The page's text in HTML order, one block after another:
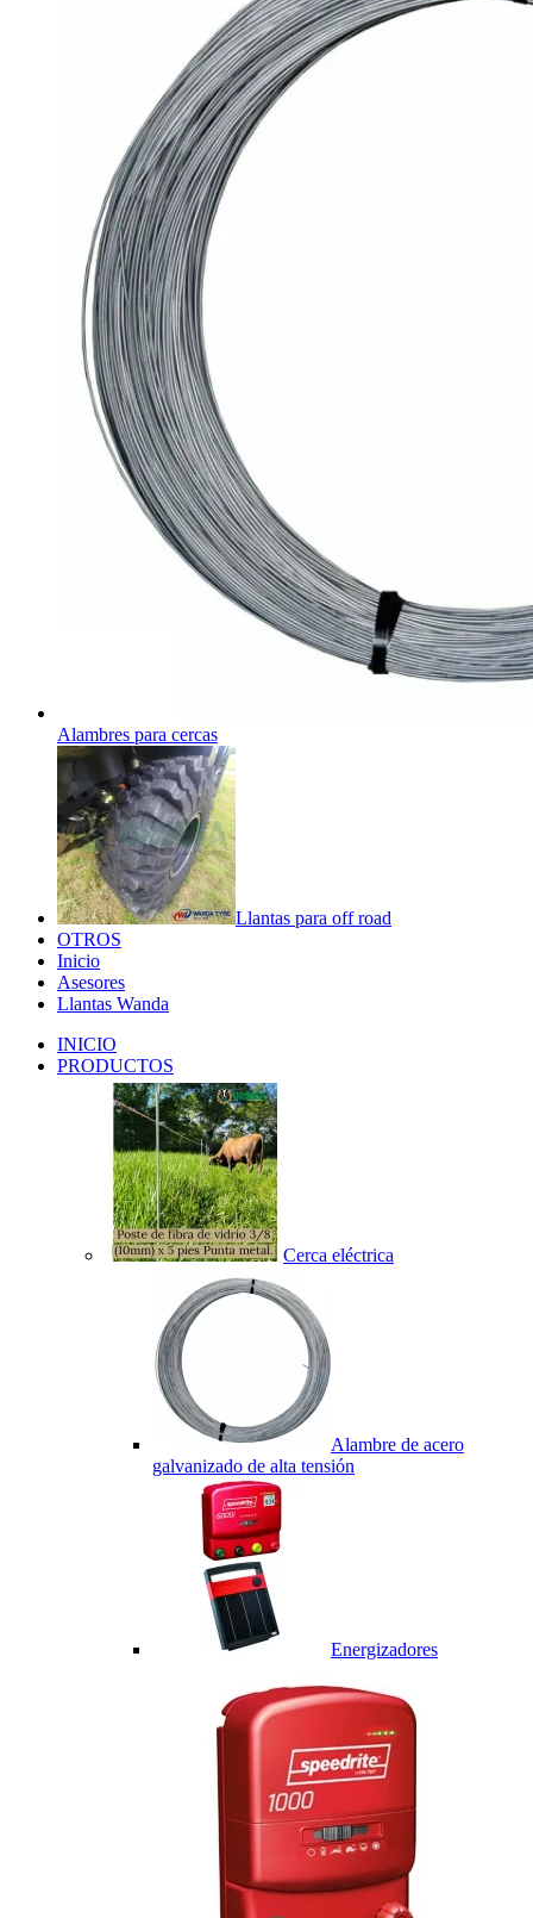
Alambres para cercas
Llantas para off road
OTROS
Inicio
Asesores
Llantas Wanda
INICIO
PRODUCTOS
Cerca eléctrica
Alambre de acero
galvanizado de alta tensión
Energizadores